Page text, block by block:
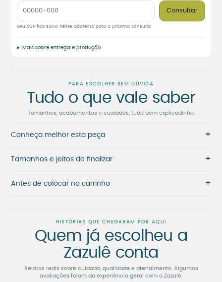
Consultar
Seu CEP fica salvo neste aparelho para a próxima consulta.
Mais sobre entrega e produção
PARA ESCOLHER SEM DÚVIDA
Tudo o que vale saber
Tamanhos, acabamentos e cuidados, tudo bem explicadinho.
Conheça melhor esta peça +
Tamanhos e jeitos de finalizar +
Antes de colocar no carrinho +
HISTÓRIAS QUE CHEGARAM POR AQUI
Quem já escolheu a
Zazulê conta
Relatos reais sobre cuidado, qualidade e atendimento. Algumas
avaliações falam da experiência geral com a Zazulê.